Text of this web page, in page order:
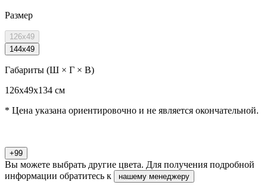
Размер
126x49
144x49
Габариты (Ш × Г × В)
126х49х134 см
* Цена указана ориентировочно и не является окончательной.
+99
Вы можете выбрать другие цвета. Для получения подробной
информации обратитесь к
нашему менеджеру